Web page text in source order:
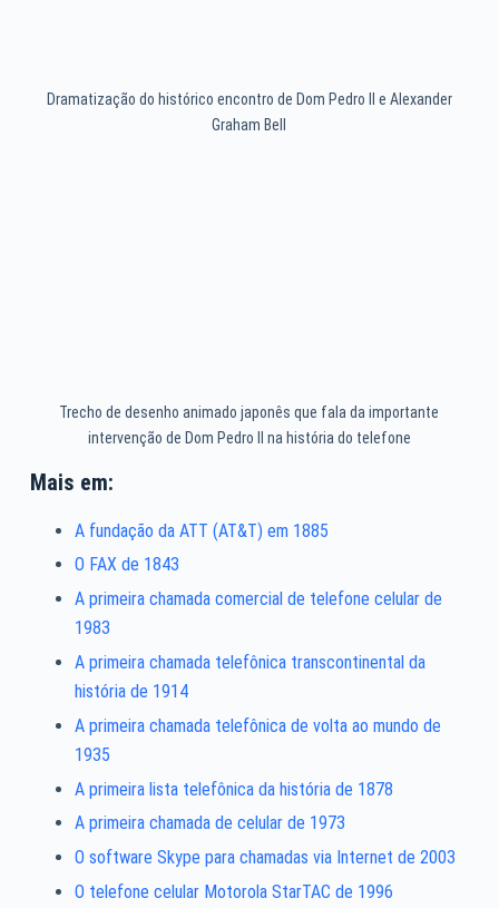
Dramatização do histórico encontro de Dom Pedro II e Alexander
Graham Bell
Trecho de desenho animado japonês que fala da importante
intervenção de Dom Pedro II na história do telefone
Mais em:
A fundação da ATT (AT&T) em 1885
O FAX de 1843
A primeira chamada comercial de telefone celular de
1983
A primeira chamada telefônica transcontinental da
história de 1914
A primeira chamada telefônica de volta ao mundo de
1935
A primeira lista telefônica da história de 1878
A primeira chamada de celular de 1973
O software Skype para chamadas via Internet de 2003
O telefone celular Motorola StarTAC de 1996